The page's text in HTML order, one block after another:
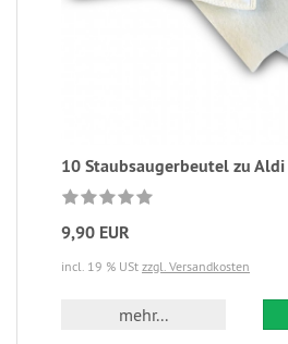
10 Staubsaugerbeutel zu Aldi
9,90 EUR
incl. 19 % USt zzgl. Versandkosten
mehr...